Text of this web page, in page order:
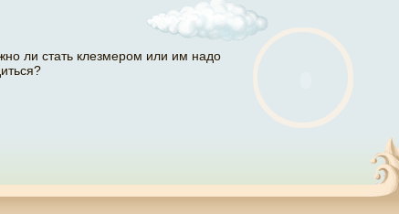
ли стать клезмером или им надо